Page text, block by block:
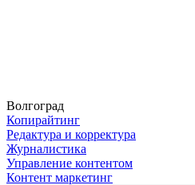
Волгоград
Копирайтинг
Редактура и корректура
Журналистика
Управление контентом
Контент маркетинг